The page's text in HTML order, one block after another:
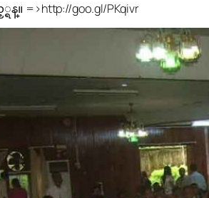
။ =>http://goo.gl/PKqivr